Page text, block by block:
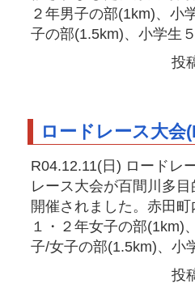
２年男子の部(1km)、小
子の部(1.5km)、小学生
投
ロードレース大会
R04.12.11(日) ロードレ
レース大会が百間川多
開催されました。赤田
１・２年女子の部(1km)
子/女子の部(1.5km)、小
投